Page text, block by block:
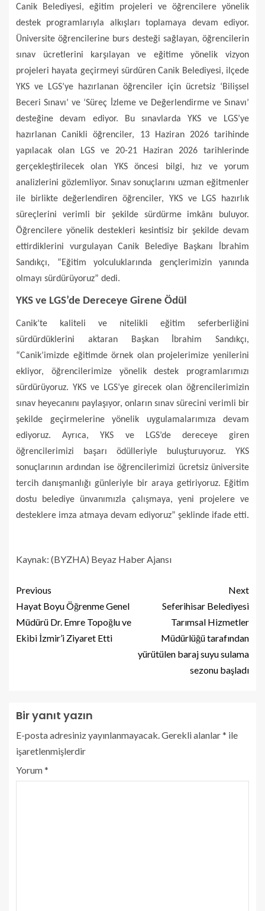
Canik Belediyesi, eğitim projeleri ve öğrencilere yönelik
destek programlarıyla alkışları toplamaya devam ediyor.
Üniversite öğrencilerine burs desteği sağlayan, öğrencilerin
sınav ücretlerini karşılayan ve eğitime yönelik vizyon
projeleri hayata geçirmeyi sürdüren Canik Belediyesi, ilçede
YKS ve LGS’ye hazırlanan öğrenciler için ücretsiz ‘Bilişsel
Beceri Sınavı’ ve ‘Süreç İzleme ve Değerlendirme ve Sınavı’
desteğine devam ediyor. Bu sınavlarda YKS ve LGS’ye
hazırlanan Canikli öğrenciler, 13 Haziran 2026 tarihinde
yapılacak olan LGS ve 20-21 Haziran 2026 tarihlerinde
gerçekleştirilecek olan YKS öncesi bilgi, hız ve yorum
analizlerini gözlemliyor. Sınav sonuçlarını uzman eğitmenler
ile birlikte değerlendiren öğrenciler, YKS ve LGS hazırlık
süreçlerini verimli bir şekilde sürdürme imkânı buluyor.
Öğrencilere yönelik destekleri kesintisiz bir şekilde devam
ettirdiklerini vurgulayan Canik Belediye Başkanı İbrahim
Sandıkçı, “Eğitim yolculuklarında gençlerimizin yanında
olmayı sürdürüyoruz” dedi.
YKS ve LGS’de Dereceye Girene Ödül
Canik’te kaliteli ve nitelikli eğitim seferberliğini
sürdürdüklerini aktaran Başkan İbrahim Sandıkçı,
“Canik’imizde eğitimde örnek olan projelerimize yenilerini
ekliyor, öğrencilerimize yönelik destek programlarımızı
sürdürüyoruz. YKS ve LGS’ye girecek olan öğrencilerimizin
sınav heyecanını paylaşıyor, onların sınav sürecini verimli bir
şekilde geçirmelerine yönelik uygulamalarımıza devam
ediyoruz. Ayrıca, YKS ve LGS’de dereceye giren
öğrencilerimizi başarı ödülleriyle buluşturuyoruz. YKS
sonuçlarının ardından ise öğrencilerimizi ücretsiz üniversite
tercih danışmanlığı günleriyle bir araya getiriyoruz. Eğitim
dostu belediye ünvanımızla çalışmaya, yeni projelere ve
desteklere imza atmaya devam ediyoruz” şeklinde ifade etti.
Kaynak: (BYZHA) Beyaz Haber Ajansı
Previous
Hayat Boyu Öğrenme Genel
Müdürü Dr. Emre Topoğlu ve
Ekibi İzmir’i Ziyaret Etti
Next
Seferihisar Belediyesi
Tarımsal Hizmetler
Müdürlüğü tarafından
yürütülen baraj suyu sulama
sezonu başladı
Bir yanıt yazın
E-posta adresiniz yayınlanmayacak. Gerekli alanlar* ile
işaretlenmişlerdir
Yorum*